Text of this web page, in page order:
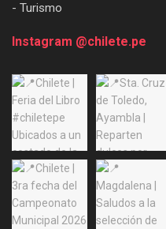
- Turismo
Instagram @chilete.pe